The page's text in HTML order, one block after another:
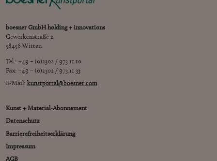
boesner GmbH holding + innovations
Gewerkenstraße 2
58456 Witten
Tel.: +49 – (0)2302 / 973 11 10
Fax: +49 – (0)2302 / 973 11 33
E-Mail:kunstportal@boesner.com
Kunst + Material-Abonnement
Datenschutz
Barrierefreiheitserklärung
Impressum
AGB